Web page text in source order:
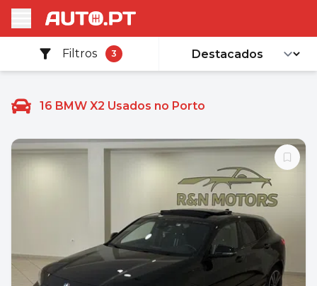
Filtros 3
16 BMW X2 Usados no Porto